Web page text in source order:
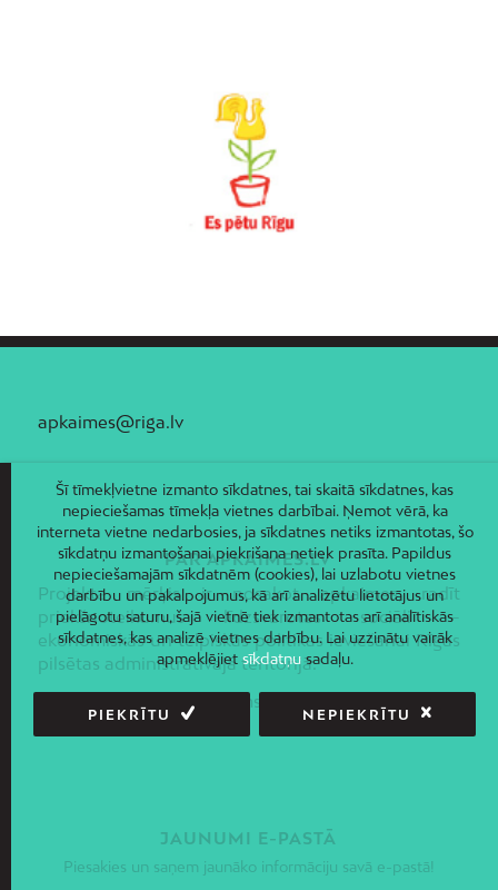
apkaimes@riga.lv
PAR APKAIMES.LV
Projekta mērķis ir nosakot apkaimes, radīt
priekšnoteikumus līdzsvarotas sociāli –
ekonomiskās un telpiskās politikas ieviešanai Rīgas
pilsētas administratīvajā teritorijā.
Piekļūstamības paziņojums
JAUNUMI E-PASTĀ
Piesakies un saņem jaunāko informāciju savā e-pastā!
Šī tīmekļvietne izmanto sīkdatnes, tai skaitā sīkdatnes, kas
nepieciešamas tīmekļa vietnes darbībai. Ņemot vērā, ka
interneta vietne nedarbosies, ja sīkdatnes netiks izmantotas, šo
sīkdatņu izmantošanai piekrišana netiek prasīta. Papildus
nepieciešamajām sīkdatnēm (cookies), lai uzlabotu vietnes
darbību un pakalpojumus, kā arī analizētu lietotājus un
pielāgotu saturu, šajā vietnē tiek izmantotas arī analītiskās
sīkdatnes, kas analizē vietnes darbību. Lai uzzinātu vairāk
apmeklējiet sīkdatņusadaļu.
PIEKRĪTU NEPIEKRĪTU